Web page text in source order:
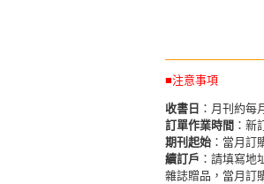
■注意事項
收書日 ：月刊約每
訂單作業時間 ：新
期刊起始 ：當月訂
續訂戶 ：請填寫地
雜誌贈品，當月訂